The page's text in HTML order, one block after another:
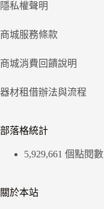
隱私權聲明
商城服務條款
商城消費回饋說明
器材租借辦法與流程
部落格統計
5,929,661 個點閱數
關於本站